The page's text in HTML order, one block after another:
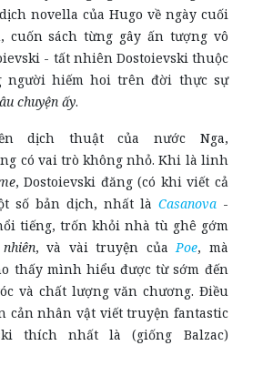
novella của Hugo về ngày cuối
cuốn sách từng gây ấn tượng vô
- tất nhiên Dostoievski thuộc
người hiếm hoi trên đời thực sự
chuyện ấy.
dịch thuật của nước Nga,
có vai trò không nhỏ. Khi là linh
, Dostoievski đăng (có khi viết cả
số bản dịch, nhất là Casanova-
tiếng, trốn khỏi nhà tù ghê gớm
, và vài truyện củaPoe, mà
thấy mình hiểu được từ sớm đến
và chất lượng văn chương. Điều
cản nhân vật viết truyện fantastic
thích nhất là (giống Balzac)